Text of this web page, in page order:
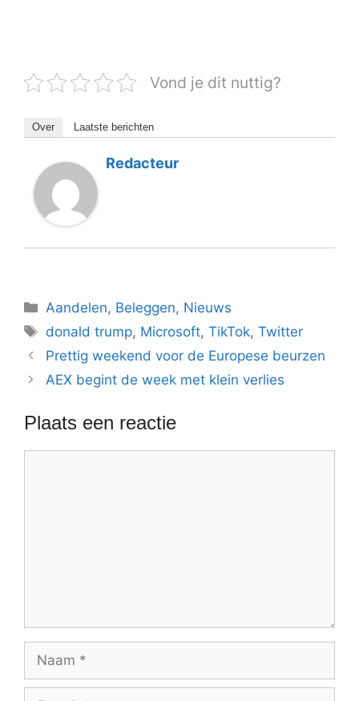
Vond je dit nuttig?
Over Laatste berichten
Redacteur
Categorieën
Aandelen, Beleggen, Nieuws
Tags
donald trump, Microsoft,TikTok,Twitter
Prettig weekend voor de Europese beurzen
AEX begint de week met klein verlies
Plaats een reactie
Naam